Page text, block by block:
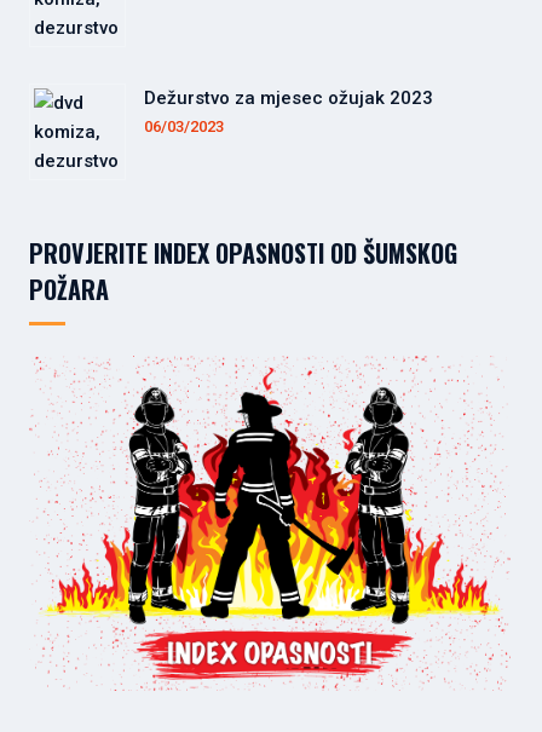
Dežurstvo za mjesec ožujak 2023
06/03/2023
PROVJERITE INDEX OPASNOSTI OD ŠUMSKOG
POŽARA